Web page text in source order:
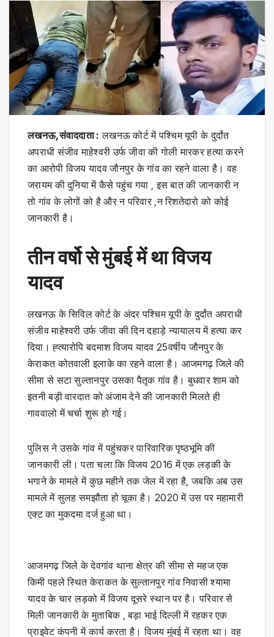
लखनऊ,संवाददाता : लखनऊ कोर्ट में पश्चिम यूपी के दुर्दांत
अपराधी संजीव माहेश्वरी उर्फ जीवा की गोली मारकर हत्या करने
का आरोपी विजय यादव जौनपुर के गांव का रहने वाला है। वह
जरायम की दुनिया में कैसे पहुंच गया , इस बात की जानकारी न
तो गांव के लोगों को है और न परिवार ,न रिशतेदारो को कोई
जानकारी है।
तीन वर्षो से मुंबई में था विजय
यादव
लखनऊ के सिविल कोर्ट के अंदर पश्चिम यूपी के दुर्दांत अपराधी
संजीव माहेश्वरी उर्फ जीवा की दिन दहाड़े न्यायालय में हत्या कर
दिया। ह्त्यारोपि बदमाश विजय यादव 25वर्षीय जौनपुर के
केराकत कोतवाली इलाके का रहने वाला है। आजमगढ़ जिले की
सीमा से सटा सुल्तानपुर उसका पैतृक गांव है। बुधवार शाम को
इतनी बड़ी वारदात को अंजाम देने की जानकारी मिलते ही
गाववालो में चर्चा शुरू हो गई।
पुलिस ने उसके गांव में पहुंचकर पारिवारिक पृष्ठभूमि की
जानकारी ली। पता चला कि विजय 2016 में एक लड़की के
भगाने के मामले में कुछ महीने तक जेल में रहा है, जबकि अब उस
मामले में सुलह समझौता हो चूका है। 2020 में उस पर महामारी
एक्ट का मुकदमा दर्ज हुआ था।
आजमगढ़ जिले के देवगांव थाना क्षेत्र की सीमा से महज एक
किमी पहले स्थित केराकत के सुल्तानपुर गांव निवासी श्यामा
यादव के चार लड़को में विजय दूसरे स्थान पर है। परिवार से
मिली जानकारी के मुताबिक , बड़ा भाई दिल्ली में रहकर एक
प्राइवेट कंपनी में कार्य करता है। विजय मुंबई में रहता था। वह